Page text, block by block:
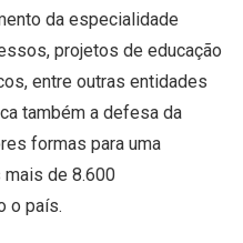
da especialidade
projetos de educação
entre outras entidades
também a defesa da
formas para uma
mais de 8.600
o país.